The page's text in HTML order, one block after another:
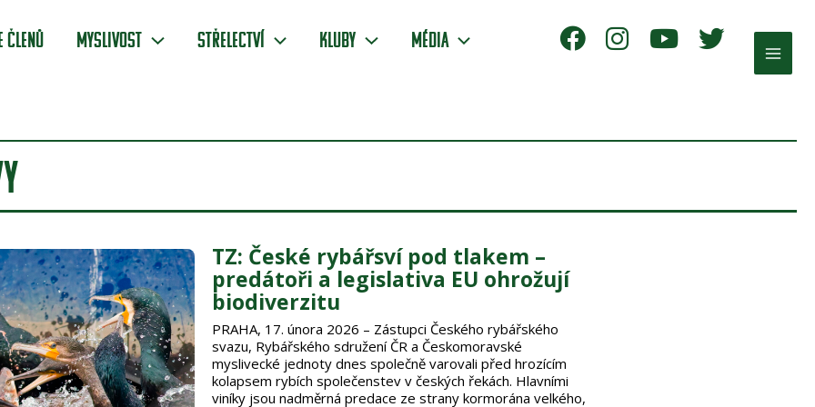
členů Myslivost Střelectví Kluby
Média
F
I
Y
Main
TZ: České rybářsví pod tlakem –
predátoři a legislativa EU ohrožují
biodiverzitu
PRAHA, 17. února 2026 – Zástupci Českého rybářského
svazu, Rybářského sdružení ČR a Českomoravské
myslivecké jednoty dnes společně varovali před hrozícím
kolapsem rybích společenstev v českých řekách. Hlavními
viníky jsou nadměrná predace ze strany kormorána velkého,